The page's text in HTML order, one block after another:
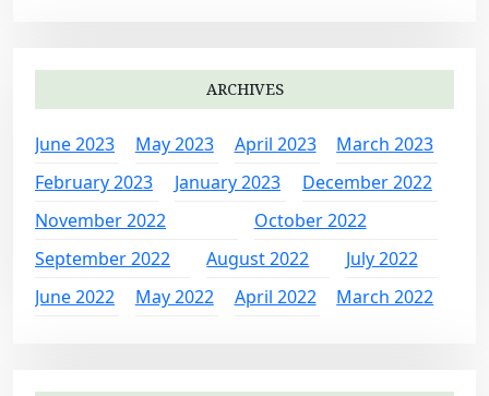
ARCHIVES
June 2023 May 2023 April 2023
March 2023
February 2023
January 2023
December 2022
November 2022
October 2022
September 2022
August 2022
July 2022
June 2022
May 2022 April 2022 March 2022